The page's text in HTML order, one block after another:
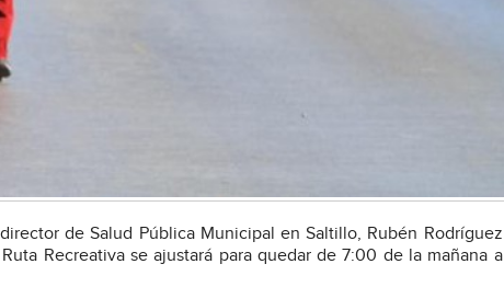
de Salud Pública Municipal en Saltillo, Rubén Rodríguez
Recreativa se ajustará para quedar de 7:00 de la mañana a